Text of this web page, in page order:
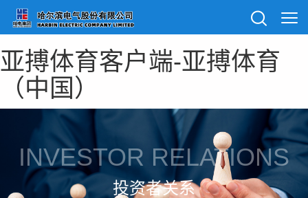
亚搏体育客户端-亚搏体育
（中国）
INVESTOR RELATIONS
投资者关系